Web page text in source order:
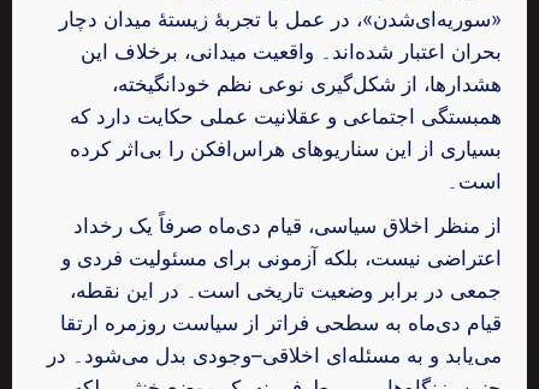
«سوریه‌ای‌شدن»، در عمل با تجربهٔ زیستهٔ میدان دچار
بحران اعتبار شده‌اند۔ واقعیت میدانی، برخلاف این
هشدارها، از شکل‌گیری نوعی نظم خودانگیخته،
همبستگی اجتماعی و عقلانیت عملی حکایت دارد که
بسیاری از این سناریوهای هراس‌افکن را بی‌اثر کرده
است۔
از منظر اخلاق سیاسی، قیام دی‌ماه صرفاً یک رخداد
اعتراضی نیست، بلکه آزمونی برای مسئولیت فردی و
جمعی در برابر وضعیت تاریخی است۔ در این نقطه،
قیام دی‌ماه به سطحی فراتر از سیاست روزمره ارتقا
می‌یابد و به مسئله‌ای اخلاقی–وجودی بدل می‌شود۔ در